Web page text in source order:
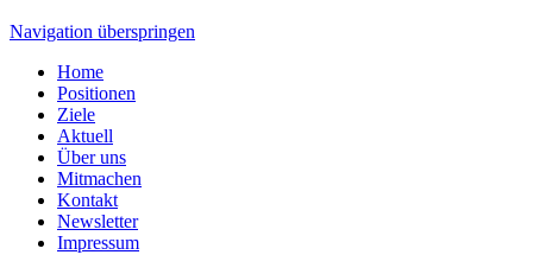
Navigation überspringen
Home
Positionen
Ziele
Aktuell
Über uns
Mitmachen
Kontakt
Newsletter
Impressum